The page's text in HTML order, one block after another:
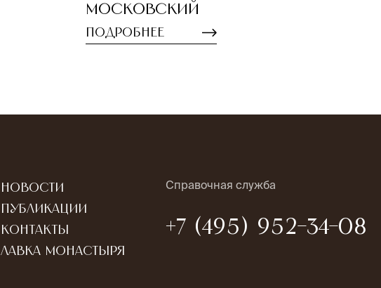
Московский
Подробнее
Новости
Публикации
Контакты
Лавка монастыря
Справочная служба
+7 (495) 952-34-08